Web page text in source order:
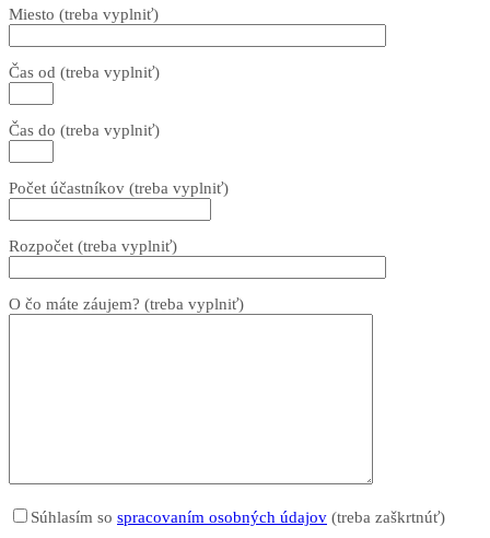
Miesto (treba vyplniť)
Čas od (treba vyplniť)
Čas do (treba vyplniť)
Počet účastníkov (treba vyplniť)
Rozpočet (treba vyplniť)
O čo máte záujem? (treba vyplniť)
Súhlasím so spracovaním osobných údajov (treba zaškrtnúť)